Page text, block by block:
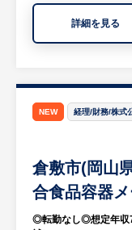
スト
・新
び増
※詳
【
【
同社
鋼メ
ネル
製造
詳細を見る
NEW 経理/財務/株式
倉敷市(岡山
合食品容器
◎転勤なし◎想定年収